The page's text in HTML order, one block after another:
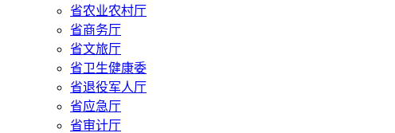
省农业农村厅
省商务厅
省文旅厅
省卫生健康委
省退役军人厅
省应急厅
省审计厅